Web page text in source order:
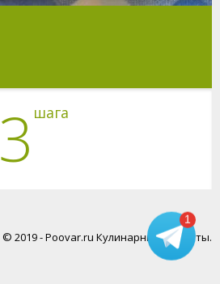
3 шага
© 2019 - Poovar.ru Кулинарные рецепты.
1